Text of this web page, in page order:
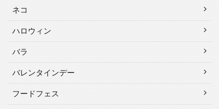
ネコ
ハロウィン
バラ
バレンタインデー
フードフェス